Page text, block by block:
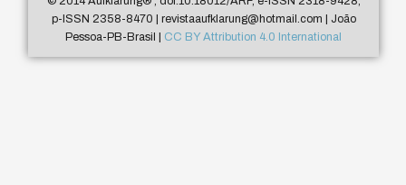
p-ISSN 2358-8470 | revistaaufklarung@hotmail.com | João
Pessoa-PB-Brasil | CC BY Attribution 4.0 International